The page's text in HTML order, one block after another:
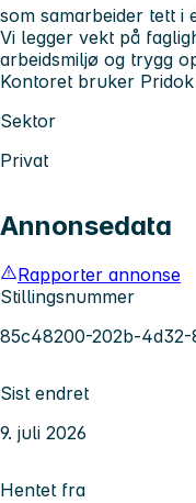
som samarbeider tett i
Vi legger vekt på
arbeidsmiljø og trygg
Kontoret bruker
Sektor
Privat
Annonsedata
Rapporter annonse
Stillingsnummer
85c48200-202b-
Sist endret
9. juli 2026
Hentet fra